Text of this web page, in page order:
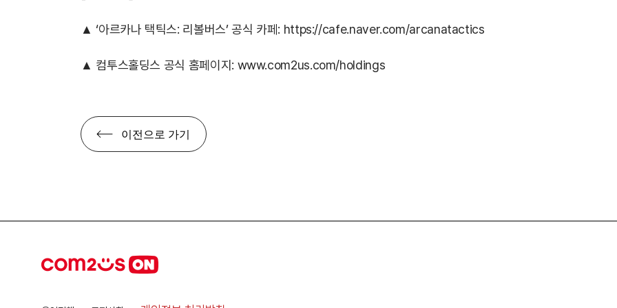
▲ ‘아르카나 택틱스: 리볼버스’ 공식 카페: https://cafe.naver.com/arcanatactics
▲ 컴투스홀딩스 공식 홈페이지: www.com2us.com/holdings
이전으로 가기